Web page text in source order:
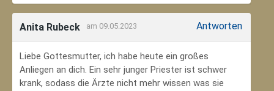
Anita Rubeck am 09.05.2023 Antworten
Liebe Gottesmutter, ich habe heute ein großes
Anliegen an dich. Ein sehr junger Priester ist schwer
krank, sodass die Ärzte nicht mehr wissen was sie